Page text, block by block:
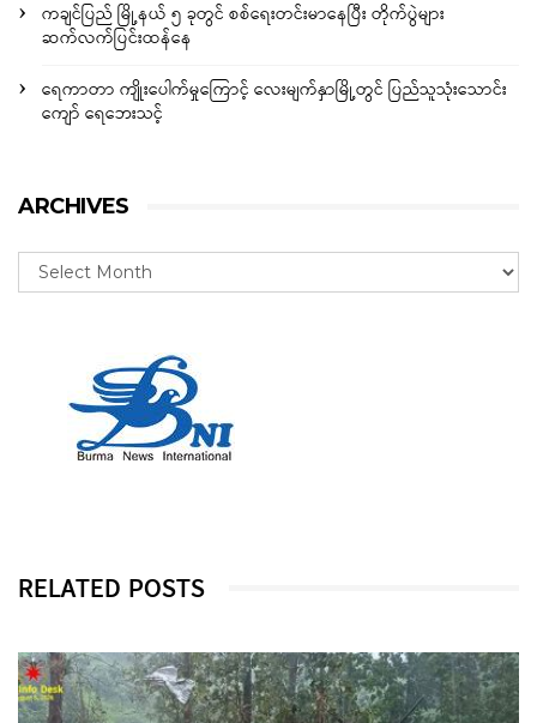
ကချင်ပြည် မြို့နယ် ၅ ခုတွင် စစ်ရေးတင်းမာနေပြီး တိုက်ပွဲများ
ဆက်လက်ပြင်းထန်နေ
ရေကာတာ ကျိုးပေါက်မှုကြောင့် လေးမျက်နှာမြို့တွင် ပြည်သူသုံးသောင်း
ကျော် ရေဘေးသင့်
ARCHIVES
RELATED POSTS